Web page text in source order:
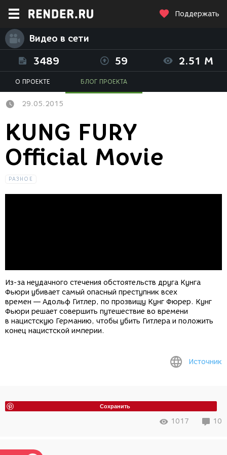
Поддержать
Видео в сети
3489 59 2.51 M
О ПРОЕКТЕ БЛОГ ПРОЕКТА
29.05.2015
KUNG FURY
Official Movie
РАЗНОЕ
Из-за неудачного стечения обстоятельств друга Кунга
Фьюри убивает самый опасный преступник всех
времен — Адольф Гитлер, по прозвищу Кунг Фюрер. Кунг
Фьюри решает совершить путешествие во времени
в нацистскую Германию, чтобы убить Гитлера и положить
конец нацистской империи.
Источник
Сохранить
1017 10